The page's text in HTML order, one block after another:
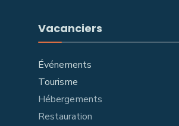
Vacanciers
Événements
Tourisme
Hébergements
Restauration